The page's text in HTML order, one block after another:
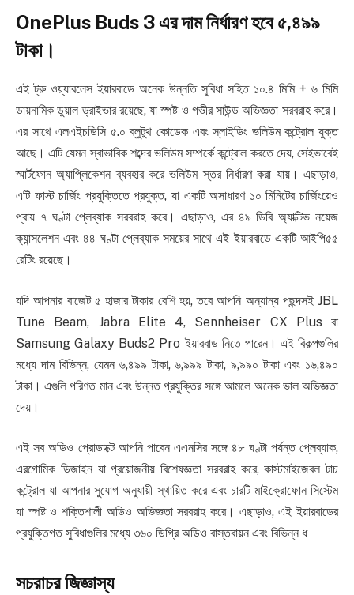
OnePlus Buds 3 এর দাম নির্ধারণ হবে ৫,৪৯৯
টাকা।
এই ট্রু ওয়্যারলেস ইয়ারবাডে অনেক উন্নতি সুবিধা সহিত ১০.৪ মিমি + ৬ মিমি
ডায়নামিক ডুয়াল ড্রাইভার রয়েছে, যা স্পষ্ট ও গভীর সাউন্ড অভিজ্ঞতা সরবরাহ করে।
এর সাথে এলএইচডিসি ৫.০ ব্লুটুথ কোডেক এবং স্লাইডিং ভলিউম কন্ট্রোল যুক্ত
আছে। এটি যেমন স্বাভাবিক শব্দের ভলিউম সম্পর্কে কন্ট্রোল করতে দেয়, সেইভাবেই
স্মার্টফোন অ্যাপ্লিকেশন ব্যবহার করে ভলিউম স্তর নির্ধারণ করা যায়। এছাড়াও,
এটি ফাস্ট চার্জিং প্রযুক্তিতে প্রযুক্ত, যা একটি অসাধারণ ১০ মিনিটের চার্জিংয়েও
প্রায় ৭ ঘণ্টা প্লেব্যাক সরবরাহ করে। এছাড়াও, এর ৪৯ ডিবি অ্যাক্টিভ নয়েজ
ক্যান্সলেশন এবং ৪৪ ঘণ্টা প্লেব্যাক সময়ের সাথে এই ইয়ারবাডে একটি আইপি৫৫
রেটিং রয়েছে।
যদি আপনার বাজেট ৫ হাজার টাকার বেশি হয়, তবে আপনি অন্যান্য পছন্দসই JBL
Tune Beam, Jabra Elite 4, Sennheiser CX Plus বা
Samsung Galaxy Buds2 Pro ইয়ারবাড নিতে পারেন। এই বিকল্পগুলির
মধ্যে দাম বিভিন্ন, যেমন ৬,৪৯৯ টাকা, ৬,৯৯৯ টাকা, ৯,৯৯০ টাকা এবং ১৬,৪৯০
টাকা। এগুলি পরিণত মান এবং উন্নত প্রযুক্তির সঙ্গে আমলে অনেক ভাল অভিজ্ঞতা
দেয়।
এই সব অডিও প্রোডাক্টে আপনি পাবেন এএনসির সঙ্গে ৪৮ ঘণ্টা পর্যন্ত প্লেব্যাক,
এরগোমিক ডিজাইন যা প্রয়োজনীয় বিশেষজ্ঞতা সরবরাহ করে, কাস্টমাইজেবল টাচ
কন্ট্রোল যা আপনার সুযোগ অনুযায়ী স্থায়িত করে এবং চারটি মাইক্রোফোন সিস্টেম
যা স্পষ্ট ও শক্তিশালী অডিও অভিজ্ঞতা সরবরাহ করে। এছাড়াও, এই ইয়ারবাডের
প্রযুক্তিগত সুবিধাগুলির মধ্যে ৩৬০ ডিগ্রি অডিও বাস্তবায়ন এবং বিভিন্ন ধ
সচরাচর জিজ্ঞাস্য